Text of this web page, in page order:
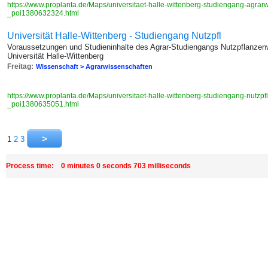
https://www.proplanta.de/Maps/universitaet-halle-wittenberg-studiengang-
_poi1380632324.html
Universität Halle-Wittenberg - Studiengang Nutzpfl
Voraussetzungen und Studieninhalte des Agrar-Studiengangs
Universität Halle-Wittenberg
Freitag: Wissenschaft > Agrarwissenschaften
https://www.proplanta.de/Maps/universitaet-halle-wittenberg-studiengang-
_poi1380635051.html
1 2 3
Process time: 0 minutes 0 seconds 703 milliseconds